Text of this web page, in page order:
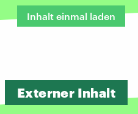
Inhalt einmal laden
Externer Inhalt